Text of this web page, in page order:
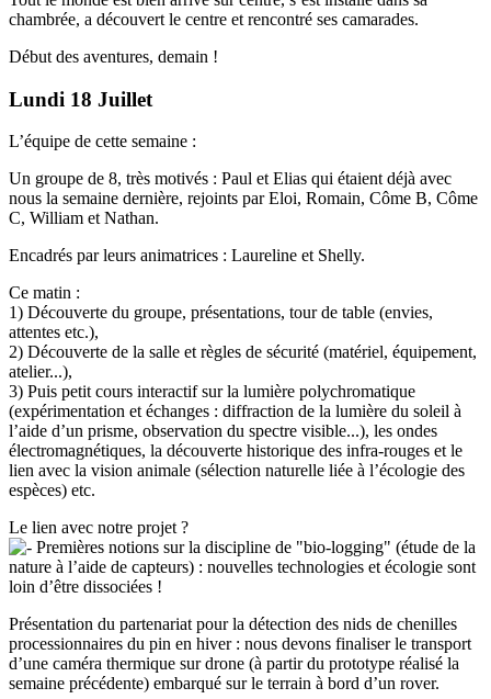
chambrée, a découvert le centre et rencontré ses camarades.
Début des aventures, demain !
Lundi 18 Juillet
L’équipe de cette semaine :
Un groupe de 8, très motivés : Paul et Elias qui étaient déjà avec
nous la semaine dernière, rejoints par Eloi, Romain, Côme B, Côme
C, William et Nathan.
Encadrés par leurs animatrices : Laureline et Shelly.
Ce matin :
1) Découverte du groupe, présentations, tour de table (envies,
attentes etc.),
2) Découverte de la salle et règles de sécurité (matériel, équipement,
atelier...),
3) Puis petit cours interactif sur la lumière polychromatique
(expérimentation et échanges : diffraction de la lumière du soleil à
l’aide d’un prisme, observation du spectre visible...), les ondes
électromagnétiques, la découverte historique des infra-rouges et le
lien avec la vision animale (sélection naturelle liée à l’écologie des
espèces) etc.
Le lien avec notre projet ?
Premières notions sur la discipline de "bio-logging" (étude de la
nature à l’aide de capteurs) : nouvelles technologies et écologie sont
loin d’être dissociées !
Présentation du partenariat pour la détection des nids de chenilles
processionnaires du pin en hiver : nous devons finaliser le transport
d’une caméra thermique sur drone (à partir du prototype réalisé la
semaine précédente) embarqué sur le terrain à bord d’un rover.